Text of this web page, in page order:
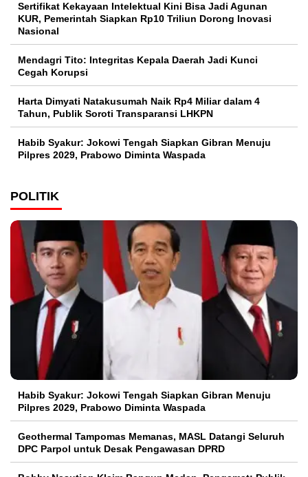
Sertifikat Kekayaan Intelektual Kini Bisa Jadi Agunan
KUR, Pemerintah Siapkan Rp10 Triliun Dorong Inovasi
Nasional
Mendagri Tito: Integritas Kepala Daerah Jadi Kunci
Cegah Korupsi
Harta Dimyati Natakusumah Naik Rp4 Miliar dalam 4
Tahun, Publik Soroti Transparansi LHKPN
Habib Syakur: Jokowi Tengah Siapkan Gibran Menuju
Pilpres 2029, Prabowo Diminta Waspada
POLITIK
Habib Syakur: Jokowi Tengah Siapkan Gibran Menuju
Pilpres 2029, Prabowo Diminta Waspada
Geothermal Tampomas Memanas, MASL Datangi Seluruh
DPC Parpol untuk Desak Pengawasan DPRD